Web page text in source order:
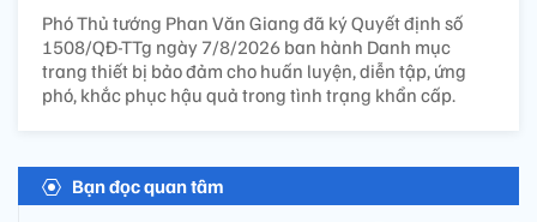
Phó Thủ tướng Phan Văn Giang đã ký Quyết định số
1508/QĐ-TTg ngày 7/8/2026 ban hành Danh mục
trang thiết bị bảo đảm cho huấn luyện, diễn tập, ứng
phó, khắc phục hậu quả trong tình trạng khẩn cấp.
Bạn đọc quan tâm